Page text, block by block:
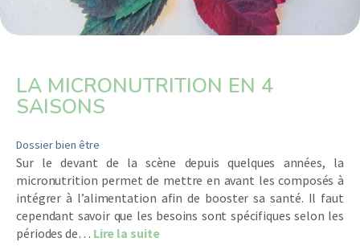
LA MICRONUTRITION EN 4
SAISONS
Dossier bien être
Sur le devant de la scène depuis quelques années, la
micronutrition permet de mettre en avant les composés à
intégrer à l’alimentation afin de booster sa santé. Il faut
cependant savoir que les besoins sont spécifiques selon les
périodes de… Lire la suiteabout La micronutrition en 4